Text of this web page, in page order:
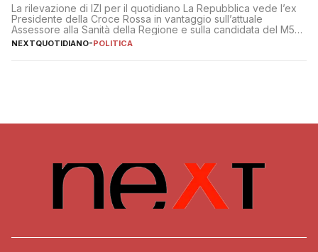
La rilevazione di IZI per il quotidiano La Repubblica vede l’ex
Presidente della Croce Rossa in vantaggio sull’attuale
Assessore alla Sanità della Regione e sulla candidata del M5S
Donatella Bianchi
NEXTQUOTIDIANO-POLITICA